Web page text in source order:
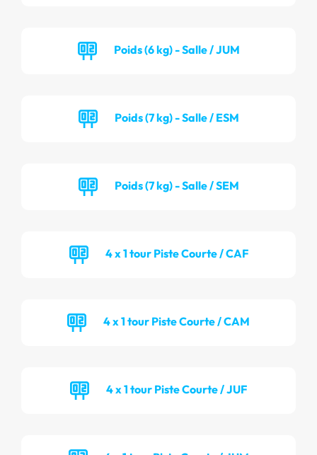
Poids (6 kg) - Salle / JUM
Poids (7 kg) - Salle / ESM
Poids (7 kg) - Salle / SEM
4 x 1 tour Piste Courte / CAF
4 x 1 tour Piste Courte / CAM
4 x 1 tour Piste Courte / JUF